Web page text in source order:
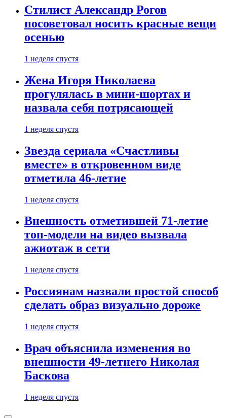
Стилист Александр Рогов
посоветовал носить красные вещи
осенью
1 неделя спустя
Жена Игоря Николаева
прогулялась в мини-шортах и
назвала себя потрясающей
1 неделя спустя
Звезда сериала «Счастливы
вместе» в откровенном виде
отметила 46-летие
1 неделя спустя
Внешность отметившей 71-летие
топ-модели на видео вызвала
ажиотаж в сети
1 неделя спустя
Россиянам назвали простой способ
сделать образ визуально дороже
1 неделя спустя
Врач объяснила изменения во
внешности 49-летнего Николая
Баскова
1 неделя спустя